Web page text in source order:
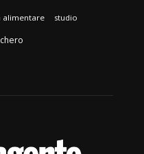
alimentare studio